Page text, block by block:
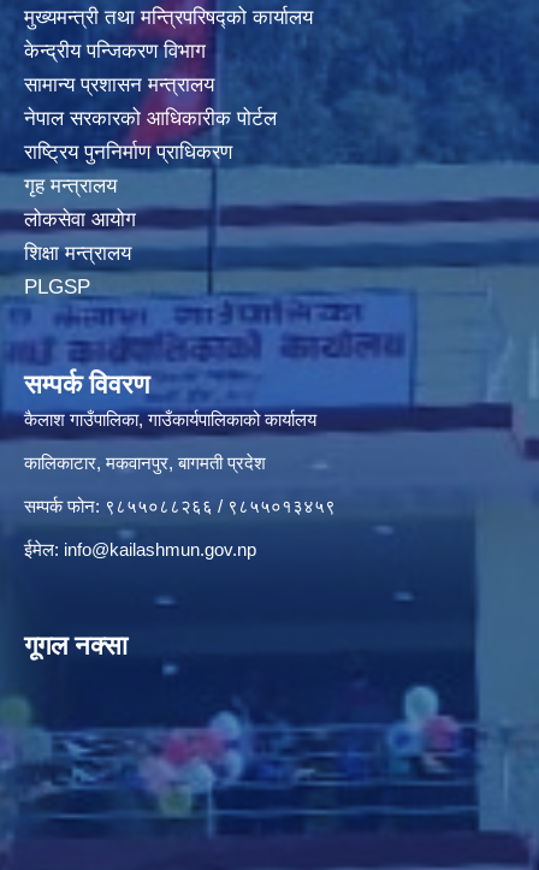
मुख्यमन्त्री तथा मन्त्रिपरिषद्‍को कार्यालय
केन्द्रीय पन्जिकरण विभाग
सामान्य प्रशासन मन्त्रालय
नेपाल सरकारको आधिकारीक पोर्टल
राष्ट्रिय पुननिर्माण प्राधिकरण
गृह मन्त्रालय
लोकसेवा आयोग
शिक्षा मन्त्रालय
PLGSP
सम्पर्क विवरण
कैलाश गाउँपालिका, गाउँकार्यपालिकाको कार्यालय
कालिकाटार, मकवानपुर, बागमती प्रदेश
सम्पर्क फोन: ९८५५०८८२६६ / ९८५५०१३४५९
ईमेल: info@kailashmun.gov.np
गूगल नक्सा